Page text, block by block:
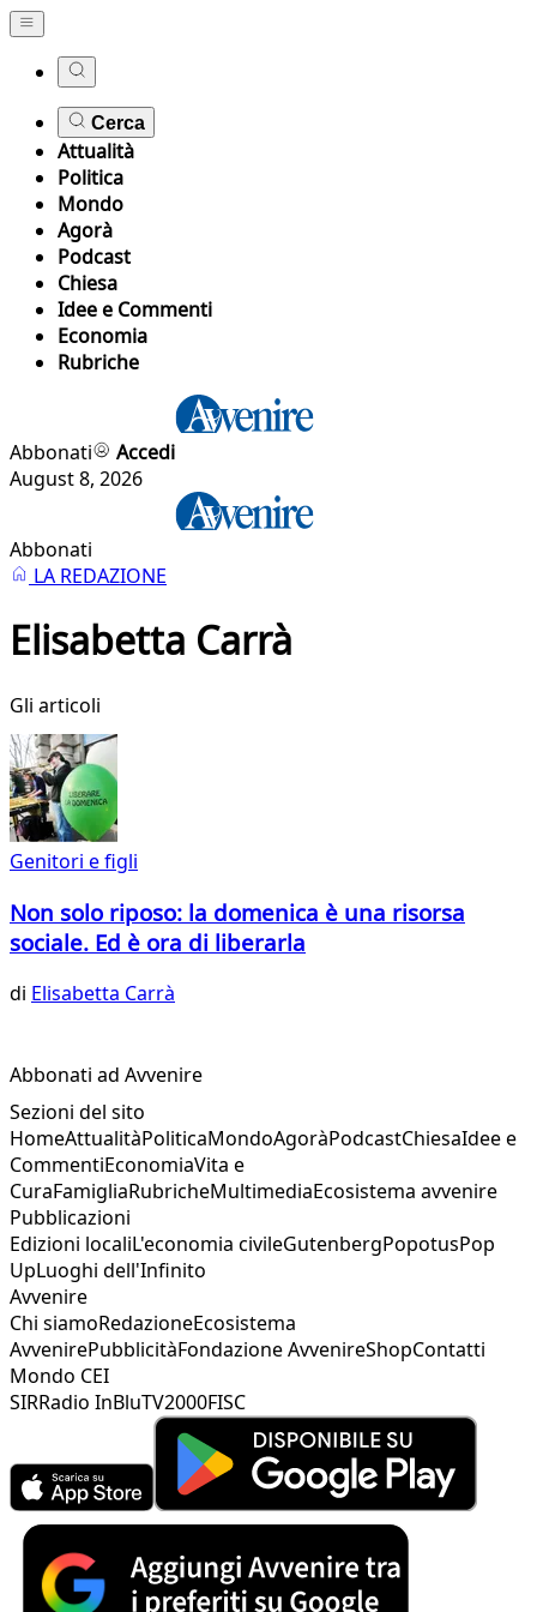
Cerca
Attualità
Politica
Mondo
Agorà
Podcast
Chiesa
Idee e Commenti
Economia
Rubriche
Abbonati
Accedi
August 8, 2026
Abbonati
LA REDAZIONE
Elisabetta Carrà
Gli articoli
Genitori e figli
Non solo riposo: la domenica è una risorsa
sociale. Ed è ora di liberarla
di Elisabetta Carrà
Abbonati ad Avvenire
Sezioni del sito
HomeAttualitàPoliticaMondoAgoràPodcastChiesaIdee e
CommentiEconomiaVita e
CuraFamigliaRubricheMultimediaEcosistema avvenire
Pubblicazioni
Edizioni localiL'economia civileGutenbergPopotusPop
UpLuoghi dell'Infinito
Avvenire
Chi siamoRedazioneEcosistema
AvvenirePubblicitàFondazione AvvenireShopContatti
Mondo CEI
SIRRadio InBluTV2000FISC